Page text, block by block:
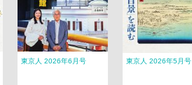
東京人 2026年6月号 東京人 2026年5月号